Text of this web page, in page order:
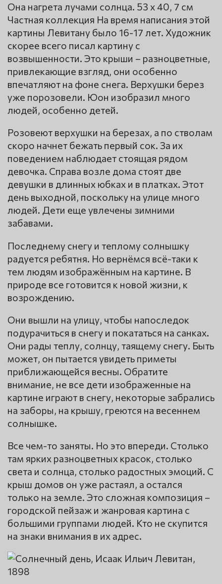
Она нагрета лучами солнца. 53 х 40, 7 см
Частная коллекция На время написания этой
картины Левитану было 16-17 лет. Художник
скорее всего писал картину с
возвышенности. Это крыши – разноцветные,
привлекающие взгляд, они особенно
впечатляют на фоне снега. Верхушки берез
уже порозовели. Юон изобразил много
людей, особенно детей.
Розовеют верхушки на березах, а по стволам
скоро начнет бежать первый сок. За их
поведением наблюдает стоящая рядом
девочка. Справа возле дома стоят две
девушки в длинных юбках и в платках. Этот
день выходной, поскольку на улице много
людей. Дети еще увлечены зимними
забавами.
Последнему снегу и теплому солнышку
радуется ребятня. Но вернёмся всё-таки к
тем людям изображённым на картине. В
природе все готовится к новой жизни, к
возрождению.
Они вышли на улицу, чтобы напоследок
подурачиться в снегу и покататься на санках.
Они рады теплу, солнцу, таящему снегу. Быть
может, он пытается увидеть приметы
приближающейся весны. Обратите
внимание, не все дети изображенные на
картине играют в снегу, некоторые забрались
на заборы, на крышу, греются на весеннем
солнышке.
Все чем-то заняты. Но это впереди. Столько
там ярких разноцветных красок, столько
света и солнца, столько радостных эмоций. С
крыш домов он уже растаял, а остался
только на земле. Это сложная композиция –
городской пейзаж и жанровая картина с
большими группами людей. Кто не скупится
на знаки внимания в их адрес.